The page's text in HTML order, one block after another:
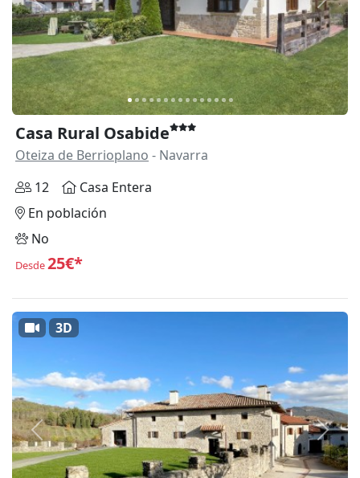
Anterior
Casa Rural Osabide
Oteiza de Berrioplano - Navarra
12
Casa Entera
En población
No
Desde25€*
Anterior
3D